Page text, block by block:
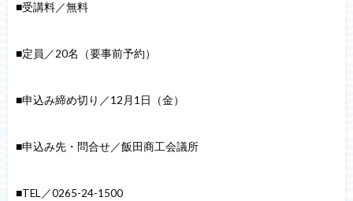
■受講料／無料
■定員／20名（要事前予約）
■申込み締め切り／12月1日（金）
■申込み先・問合せ／飯田商工会議所
■TEL／0265-24-1500